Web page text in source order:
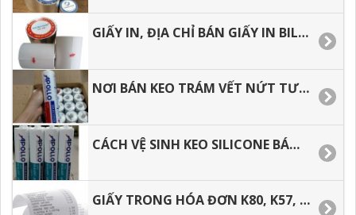
GIẤY IN, ĐỊA CHỈ BÁN GIẤY IN BILL, IN NHIỆT K57, K80 GIÁ RẺ.
NƠI BÁN KEO TRÁM VẾT NỨT TƯỜNG, NGOÀI TRỜI APOLLO SILICONE A300.
CÁCH VỆ SINH KEO SILICONE BÁM DÍNH TRÊN TAY, TRÊN ÁO.
GIẤY TRONG HÓA ĐƠN K80, K57, GIẤY IN BILL GIÁ RẺ TP. HCM